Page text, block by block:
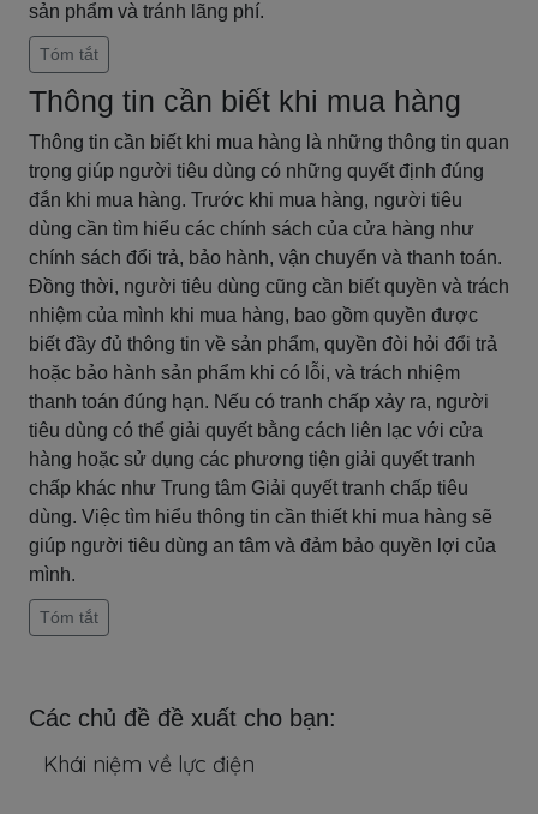
sản phẩm và tránh lãng phí.
Tóm tắt
Thông tin cần biết khi mua hàng
Thông tin cần biết khi mua hàng là những thông tin quan
trọng giúp người tiêu dùng có những quyết định đúng
đắn khi mua hàng. Trước khi mua hàng, người tiêu
dùng cần tìm hiểu các chính sách của cửa hàng như
chính sách đổi trả, bảo hành, vận chuyển và thanh toán.
Đồng thời, người tiêu dùng cũng cần biết quyền và trách
nhiệm của mình khi mua hàng, bao gồm quyền được
biết đầy đủ thông tin về sản phẩm, quyền đòi hỏi đổi trả
hoặc bảo hành sản phẩm khi có lỗi, và trách nhiệm
thanh toán đúng hạn. Nếu có tranh chấp xảy ra, người
tiêu dùng có thể giải quyết bằng cách liên lạc với cửa
hàng hoặc sử dụng các phương tiện giải quyết tranh
chấp khác như Trung tâm Giải quyết tranh chấp tiêu
dùng. Việc tìm hiểu thông tin cần thiết khi mua hàng sẽ
giúp người tiêu dùng an tâm và đảm bảo quyền lợi của
mình.
Tóm tắt
Các chủ đề đề xuất cho bạn:
Khái niệm về lực điện